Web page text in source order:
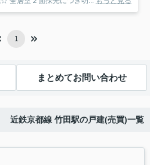
1
まとめてお問い合わせ
近鉄京都線 竹田駅の戸建(売買)一覧